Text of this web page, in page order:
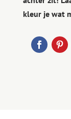
kleur je wat